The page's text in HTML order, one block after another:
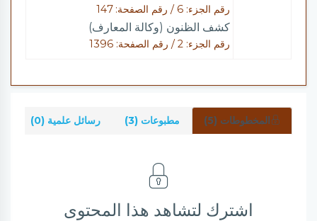
رقم الجزء: 6 / رقم الصفحة: 147
كشف الظنون (وكالة المعارف)
رقم الجزء: 2 / رقم الصفحة: 1396
المخطوطات (5) مطبوعات (3) رسائل علمية (0)
اشترك لتشاهد هذا المحتوى